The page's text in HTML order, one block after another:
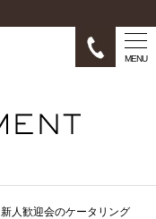
MENU
新人歓迎会のケータリング